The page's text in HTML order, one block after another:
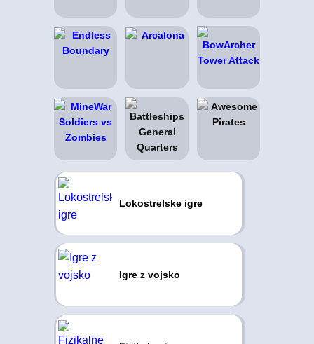
Lokostrelske igre
Igre z vojsko